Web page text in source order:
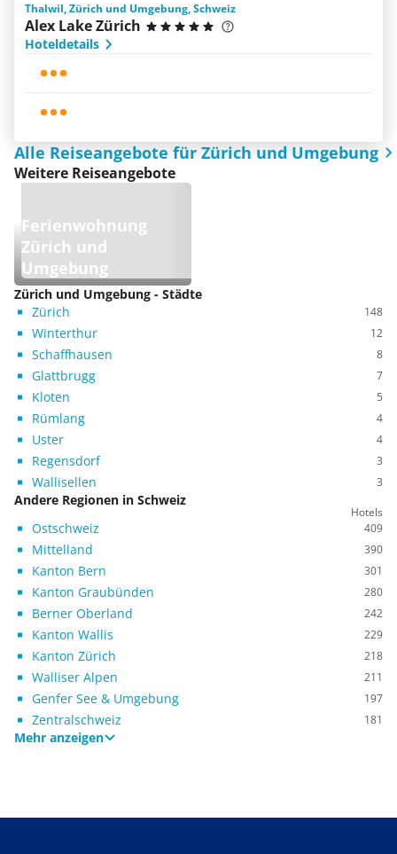
Thalwil, Zürich und Umgebung, Schweiz
Alex Lake Zürich
Hoteldetails
Alle Reiseangebote für Zürich und Umgebung
Weitere Reiseangebote
Ferienwohnung
Zürich und
Umgebung
Zürich und Umgebung - Städte
Zürich
148
Winterthur 12
Schaffhausen 8
Glattbrugg 7
Kloten 5
Rümlang 4
Uster 4
Regensdorf 3
Wallisellen 3
Andere Regionen in Schweiz
Hotels
Ostschweiz 409
Mittelland 390
Kanton Bern 301
Kanton Graubünden 280
Berner Oberland 242
Kanton Wallis 229
Kanton Zürich 218
Walliser Alpen 211
Genfer See & Umgebung 197
Zentralschweiz 181
Mehr anzeigen